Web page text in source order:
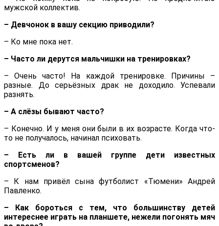
мужской коллектив.
– Девчонок в вашу секцию приводили?
– Ко мне пока нет.
– Часто ли дерутся мальчишки на тренировках?
– Очень часто! На каждой тренировке. Причины –
разные. До серьёзных драк не доходило. Успевали
разнять.
– А слёзы бывают часто?
– Конечно. И у меня они были в их возрасте. Когда что-
то не получалось, начинал психовать.
­– Есть ли в вашей группе дети известных
спортсменов?
– К нам привёл сына футболист «Тюмени» Андрей
Павленко.
– Как бороться с тем, что большинству детей
интереснее играть на планшете, нежели погонять мяч